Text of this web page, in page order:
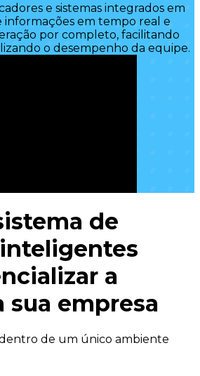
e sistemas integrados em
informações em tempo real e
por completo, facilitando
o desempenho da equipe.
de
a
sua empresa
de um único ambiente